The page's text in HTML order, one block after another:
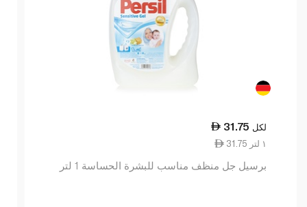
31.75 لكل
31.75 ١ لتر
برسيل جل منظف مناسب للبشرة الحساسة 1 لتر